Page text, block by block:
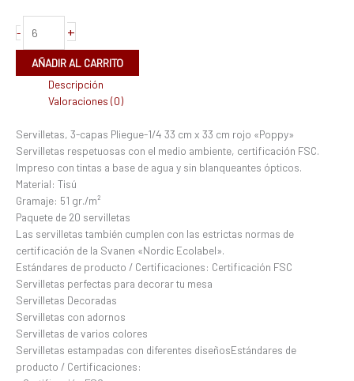
- +
AÑADIR AL CARRITO
Descripción
Valoraciones (0)
Servilletas, 3-capas Pliegue-1/4 33 cm x 33 cm rojo «Poppy»
Servilletas respetuosas con el medio ambiente, certificación FSC.
Impreso con tintas a base de agua y sin blanqueantes ópticos.
Material: Tisú
Gramaje: 51 gr./m²
Paquete de 20 servilletas
Las servilletas también cumplen con las estrictas normas de
certificación de la Svanen «Nordic Ecolabel».
Estándares de producto / Certificaciones: Certificación FSC
Servilletas perfectas para decorar tu mesa
Servilletas Decoradas
Servilletas con adornos
Servilletas de varios colores
Servilletas estampadas con diferentes diseñosEstándares de
producto / Certificaciones: